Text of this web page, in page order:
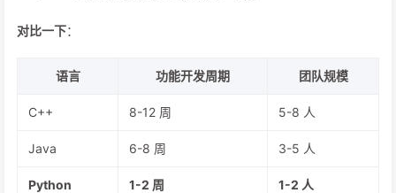
对比一下：
语言 功能开发周期 团队规模
C++ 8-12 周 5-8 人
Java 6-8 周 3-5 人
Python 1-2 周 1-2 人